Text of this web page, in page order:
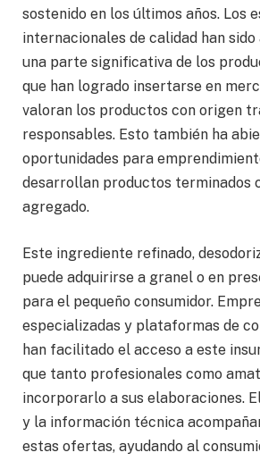
sostenido en los últimos años. Los
internacionales de calidad han
una parte significativa de los
que han logrado insertarse en
valoran los productos con origen
responsables. Esto también ha
oportunidades para
desarrollan productos terminados
agregado.
Este ingrediente refinado,
puede adquirirse a granel o en
para el pequeño consumidor.
especializadas y plataformas de
han facilitado el acceso a este
que tanto profesionales como
incorporarlo a sus elaboraciones.
y la información técnica
estas ofertas, ayudando al